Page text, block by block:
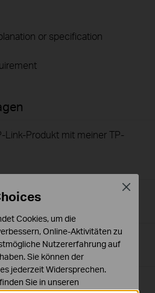
or specification
Link-Produkt mit meiner TP-
auf TP-Link-Geräten?
meines TP-Link Geräts?
views
Antennas
Cookies, um die
Online-Aktivitäten zu
Nutzererfahrung auf
Sie können der
jederzeit Widersprechen.
Sie in unseren
Close